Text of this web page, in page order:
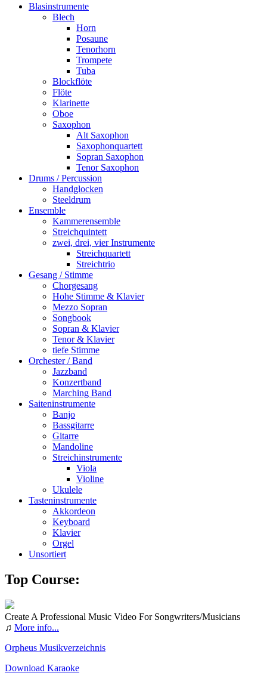
Blasinstrumente
Blech
Horn
Posaune
Tenorhorn
Trompete
Tuba
Blockflöte
Flöte
Klarinette
Oboe
Saxophon
Alt Saxophon
Saxophonquartett
Sopran Saxophon
Tenor Saxophon
Drums / Percussion
Handglocken
Steeldrum
Ensemble
Kammerensemble
Streichquintett
zwei, drei, vier Instrumente
Streichquartett
Streichtrio
Gesang / Stimme
Chorgesang
Hohe Stimme & Klavier
Mezzo Sopran
Songbook
Sopran & Klavier
Tenor & Klavier
tiefe Stimme
Orchester / Band
Jazzband
Konzertband
Marching Band
Saiteninstrumente
Banjo
Bassgitarre
Gitarre
Mandoline
Streichinstrumente
Viola
Violine
Ukulele
Tasteninstrumente
Akkordeon
Keyboard
Klavier
Orgel
Unsortiert
Top Course:
Create A Professional Music Video For Songwriters/Musicians
♫ More info...
Orpheus Musikverzeichnis
Download Karaoke